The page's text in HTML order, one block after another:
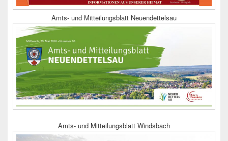
Amts- und Mitteilungsblatt Neuendettelsau
Amts- und Mitteilungsblatt Windsbach